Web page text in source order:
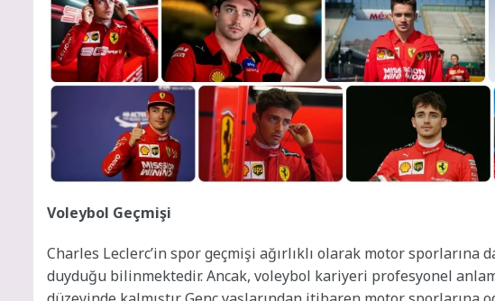
Voleybol Geçmişi
Charles Leclerc’in spor geçmişi ağırlıklı olarak motor
duyduğu bilinmektedir. Ancak, voleybol kariyeri profesyonel